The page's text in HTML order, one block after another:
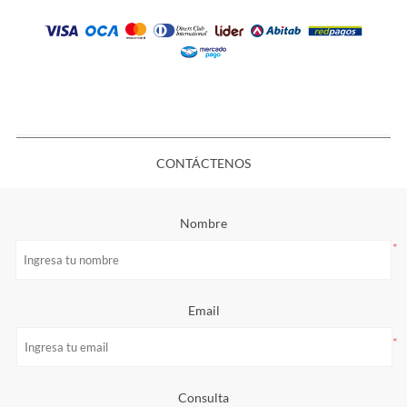
CONTÁCTENOS
Nombre
*
Email
*
Consulta